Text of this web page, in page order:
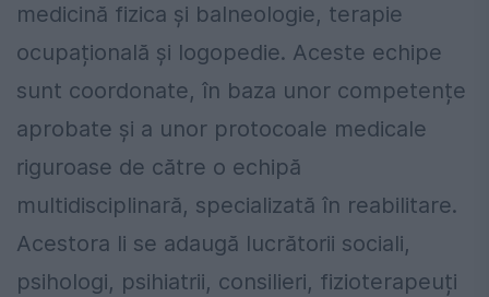
medicină fizica și balneologie, terapie
ocupațională și logopedie. Aceste echipe
sunt coordonate, în baza unor competențe
aprobate și a unor protocoale medicale
riguroase de către o echipă
multidisciplinară, specializată în reabilitare.
Acestora li se adaugă lucrătorii sociali,
psihologi, psihiatrii, consilieri, fizioterapeuți